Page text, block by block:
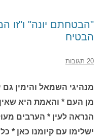
"הבטחתם יונה" ו"זו
הבטיח
20 תגובות
מנהיגי השמאל והימין
מן העם * והאמת היא
הנראה לעין * הערבים
ישלימו עם קיומנו כאן *